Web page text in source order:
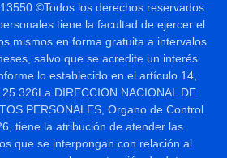
©Todos los derechos reservados
tiene la facultad de ejercer el
mismos en forma gratuita a intervalos
salvo que se acredite un interés
lo establecido en el artículo 14,
DIRECCION NACIONAL DE
PERSONALES, Organo de Control
tiene la atribución de atender las
que se interpongan con relación al